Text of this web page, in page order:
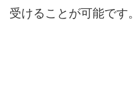
受けることが可能です。